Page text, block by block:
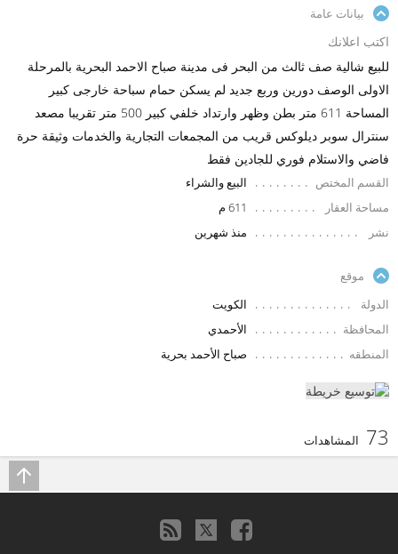
بيانات عامة
اكتب اعلانك
للبيع شالية صف ثالث من البحر فى مدينة صباح الاحمد البحرية بالمرحلة
الاولى الوصف دورين وربع جديد لم يسكن حمام سباحة خارجى كبير
المساحة 611 متر بطن وظهر وارتداد خلفي كبير 500 متر تقريبا مصعد
سنترال سوبر ديلوكس قريب من المجمعات التجارية والخدمات وثيقة حرة
فاضي والاستلام فوري للجادين فقط
القسم المختص
البيع والشراء
مساحة العقار
611 م
نشر
منذ شهرين
موقع
الدولة
الكويت
المحافظة
الأحمدي
المنطقه
صباح الأحمد بحرية
73 المشاهدات